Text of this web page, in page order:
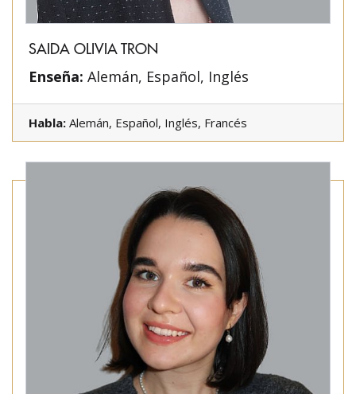
SAIDA OLIVIA TRON
Enseña: Alemán, Español, Inglés
Habla: Alemán, Español, Inglés, Francés